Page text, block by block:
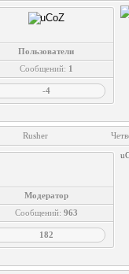
Пользователи
Сообщений: 1
-4
Rusher
Модератор
Сообщений: 963
182